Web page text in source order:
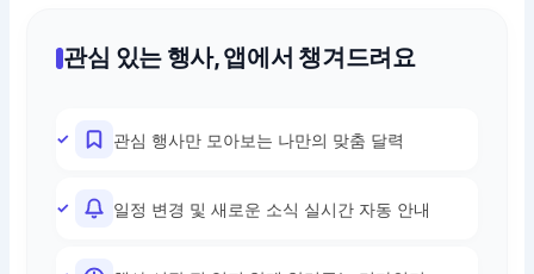
관심 있는 행사, 앱에서 챙겨드려요
관심 행사만 모아보는 나만의 맞춤 달력
일정 변경 및 새로운 소식 실시간 자동 안내